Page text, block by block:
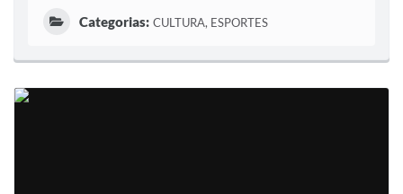
Categorias: CULTURA, ESPORTES